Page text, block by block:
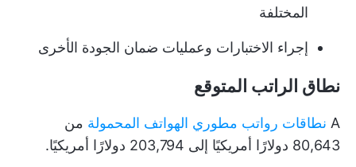
المختلفة
إجراء الاختبارات وعمليات ضمان الجودة الأخرى
نطاق الراتب المتوقع
A نطاقات رواتب مطوري الهواتف المحمولة من
80,643 دولارًا أمريكيًا إلى 203,794 دولارًا أمريكيًا.